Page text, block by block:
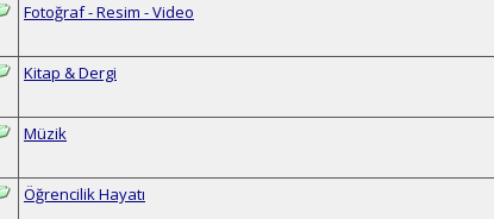
Fotoğraf - Resim - Video
Kitap & Dergi
Müzik
Öğrencilik Hayatı